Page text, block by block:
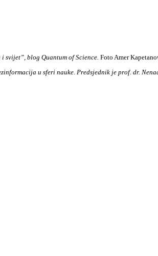
blog Quantum of Science. Foto Amer
u sferi nauke. Predsjednik je prof. dr.